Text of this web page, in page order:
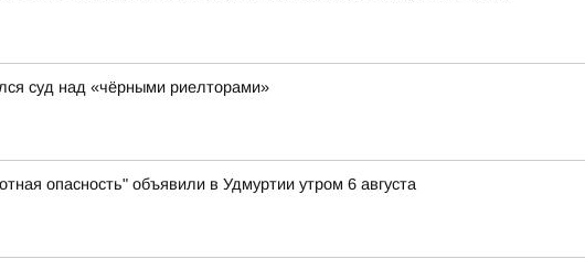
суд над «чёрными риелторами»
опасность" объявили в Удмуртии утром 6 августа